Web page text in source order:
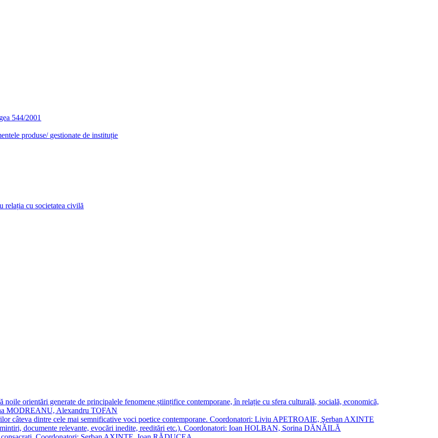
544/2001
produse/ gestionate de instituție
relația cu societatea civilă
noile orientări generate de principalele fenomene științifice contemporane, în relație cu sfera culturală, socială, economică,
MODREANU, Alexandru TOFAN
câteva dintre cele mai semnificative voci poetice contemporane. Coordonatori: Liviu APETROAIE, Şerban AXINTE
documente relevante, evocări inedite, reeditări etc.). Coordonatori: Ioan HOLBAN, Sorina DĂNĂILĂ